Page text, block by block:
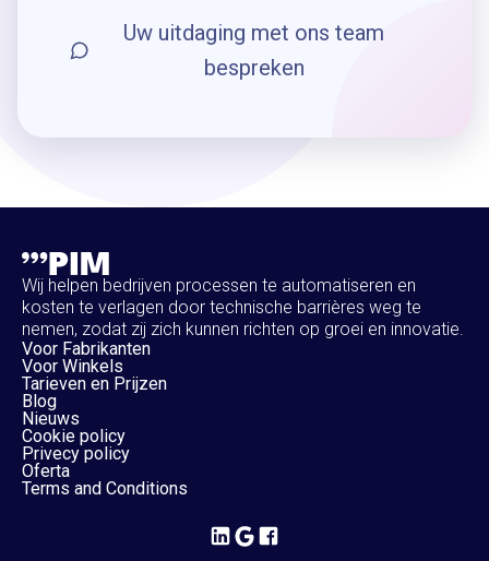
Uw uitdaging met ons team
bespreken
Wij helpen bedrijven processen te automatiseren en
kosten te verlagen door technische barrières weg te
nemen, zodat zij zich kunnen richten op groei en innovatie.
Voor Fabrikanten
Voor Winkels
Tarieven en Prijzen
Blog
Nieuws
Cookie policy
Privecy policy
Oferta
Terms and Conditions